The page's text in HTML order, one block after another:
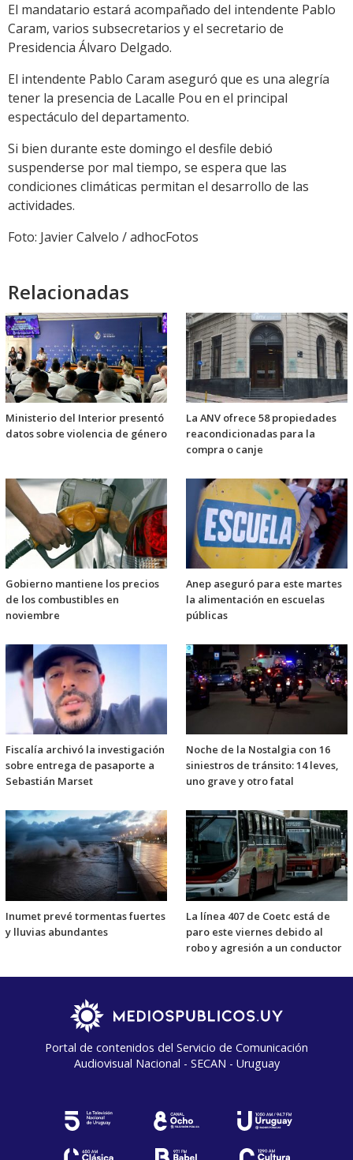
El mandatario estará acompañado del intendente Pablo
Caram, varios subsecretarios y el secretario de
Presidencia Álvaro Delgado.
El intendente Pablo Caram aseguró que es una alegría
tener la presencia de Lacalle Pou en el principal
espectáculo del departamento.
Si bien durante este domingo el desfile debió
suspenderse por mal tiempo, se espera que las
condiciones climáticas permitan el desarrollo de las
actividades.
Foto: Javier Calvelo / adhocFotos
Relacionadas
Ministerio del Interior presentó
datos sobre violencia de género
La ANV ofrece 58 propiedades
reacondicionadas para la
compra o canje
Gobierno mantiene los precios
de los combustibles en
noviembre
Anep aseguró para este martes
la alimentación en escuelas
públicas
Fiscalía archivó la investigación
sobre entrega de pasaporte a
Sebastián Marset
Noche de la Nostalgia con 16
siniestros de tránsito: 14 leves,
uno grave y otro fatal
Inumet prevé tormentas fuertes
y lluvias abundantes
La línea 407 de Coetc está de
paro este viernes debido al
robo y agresión a un conductor
Portal de contenidos del Servicio de Comunicación
Audiovisual Nacional - SECAN - Uruguay